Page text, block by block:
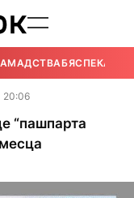
БЯСПЕКА
20:06
“пашпарта